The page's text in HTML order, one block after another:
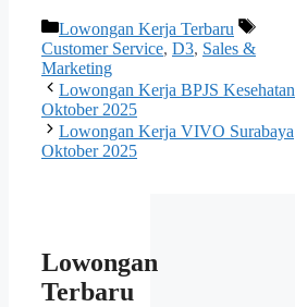
Kategori
Lowongan Kerja Terbaru
Tag
Customer Service, D3, Sales &
Marketing
Lowongan Kerja BPJS Kesehatan
Oktober 2025
Lowongan Kerja VIVO Surabaya
Oktober 2025
Lowongan
Terbaru